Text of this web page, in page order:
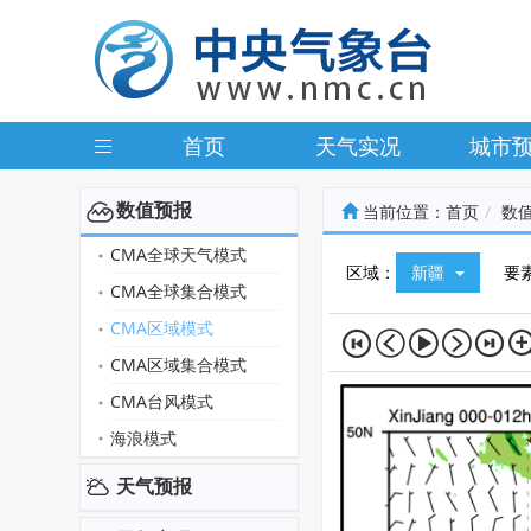
首页 天气实况 城市
数值预报
CMA全球天气模式
CMA全球集合模式
CMA区域模式
CMA区域集合模式
CMA台风模式
海浪模式
天气预报
当前位置： 首页 数
区域： 新疆 要